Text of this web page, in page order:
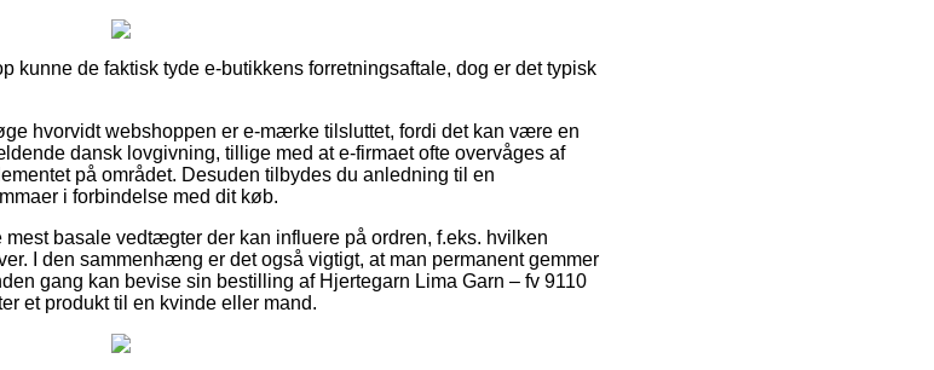
kunne de faktisk tyde e-butikkens forretningsaftale, dog er det typisk
hvorvidt webshoppen er e-mærke tilsluttet, fordi det kan være en
dansk lovgivning, tillige med at e-firmaet ofte overvåges af
på området. Desuden tilbydes du anledning til en
i forbindelse med dit køb.
mest basale vedtægter der kan influere på ordren, f.eks. hvilken
I den sammenhæng er det også vigtigt, at man permanent gemmer
gang kan bevise sin bestilling af Hjertegarn Lima Garn – fv 9110
et produkt til en kvinde eller mand.